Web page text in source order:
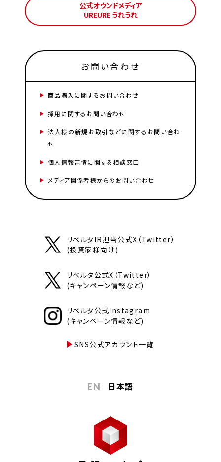
公式オウンドメディア
UREURE うれうれ
お問い合わせ
商品購入に関するお問い合わせ
採用に関するお問い合わせ
法人様の新規お取引などに関するお問い合わ
せ
個人情報苦情に関する相談窓口
メディア関係者様からのお問い合わせ
リベルタIR担当公式X（Twitter）
(投資家様向け)
リベルタ公式X（Twitter）
(キャンペーン情報など)
リベルタ公式Instagram
(キャンペーン情報など)
SNS公式アカウント一覧
EN 日本語